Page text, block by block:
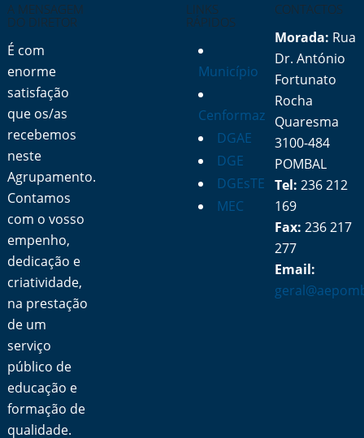
A MENSAGEM
DO DIRETOR
É com
enorme
satisfação
que os/as
recebemos
neste
Agrupamento.
Contamos
com o vosso
empenho,
dedicação e
criatividade,
na prestação
de um
serviço
público de
educação e
formação de
qualidade.
LINKS
RÁPIDOS
Município
Cenformaz
DGAE
DGE
DGEsTE
MEC
CONTACTOS
Morada: Rua
Dr. António
Fortunato
Rocha
Quaresma
3100-484
POMBAL
Tel: 236 212
169
Fax: 236 217
277
Email: